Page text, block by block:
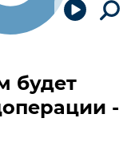
будет
-